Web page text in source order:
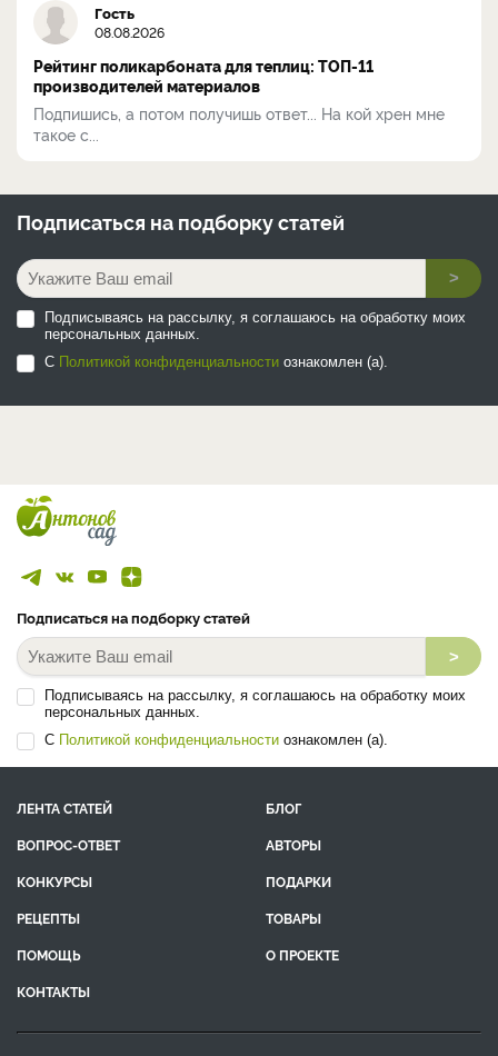
Гость
08.08.2026
Рейтинг поликарбоната для теплиц: ТОП-11
производителей материалов
Подпишись, а потом получишь ответ... На кой хрен мне
такое с...
Подписаться на подборку статей
>
Подписываясь на рассылку, я соглашаюсь на обработку моих
персональных данных.
С Политикой конфиденциальности ознакомлен (а).
Подписаться на подборку статей
>
Подписываясь на рассылку, я соглашаюсь на обработку моих
персональных данных.
С Политикой конфиденциальности ознакомлен (а).
ЛЕНТА СТАТЕЙ
БЛОГ
ВОПРОС-ОТВЕТ
АВТОРЫ
КОНКУРСЫ
ПОДАРКИ
РЕЦЕПТЫ
ТОВАРЫ
ПОМОЩЬ
О ПРОЕКТЕ
КОНТАКТЫ